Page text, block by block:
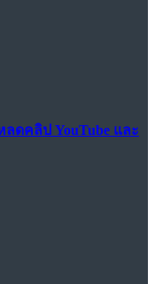
ดคลิป YouTube และ